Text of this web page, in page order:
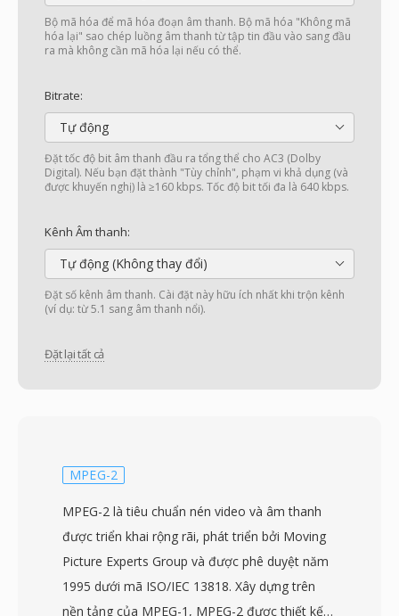
Bộ mã hóa để mã hóa đoạn âm thanh. Bộ mã hóa "Không mã
hóa lại" sao chép luồng âm thanh từ tập tin đầu vào sang đầu
ra mà không cần mã hóa lại nếu có thể.
Bitrate:
Tự động
Đặt tốc độ bit âm thanh đầu ra tổng thể cho AC3 (Dolby
Digital). Nếu bạn đặt thành "Tùy chỉnh", phạm vi khả dụng (và
được khuyến nghị) là ≥160 kbps. Tốc độ bit tối đa là 640 kbps.
Kênh Âm thanh:
Tự động (Không thay đổi)
Đặt số kênh âm thanh. Cài đặt này hữu ích nhất khi trộn kênh
(ví dụ: từ 5.1 sang âm thanh nổi).
Đặt lại tất cả
MPEG-2
MPEG-2 là tiêu chuẩn nén video và âm thanh
được triển khai rộng rãi, phát triển bởi Moving
Picture Experts Group và được phê duyệt năm
1995 dưới mã ISO/IEC 13818. Xây dựng trên
nền tảng của MPEG-1, MPEG-2 được thiết kế